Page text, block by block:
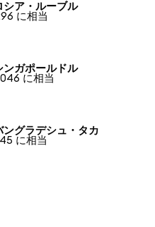
シア・ルーブル
に相当
ンガポールドル
に相当
ングラデシュ・タカ
に相当